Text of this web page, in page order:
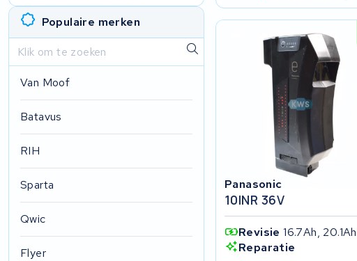
Populaire merken
Van Moof
Batavus
RIH
Sparta
Qwic
Flyer
Panasonic
10INR 36V
Revisie16.7Ah, 20.1Ah
Reparatie